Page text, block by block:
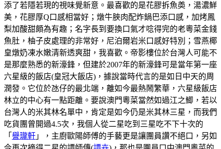
添了若隱若現的視味覺新意。最喜歡的是花膠拆魚𡙡，湯濃鮮
美，花膠厚Q口感相當好；燉牛脥肉配炸鍋巴添口感，加烤鳳
梨加酸甜頗為有趣；名字長到要換口氣才唸得完的老粵菜金錢
魚肚，柚子皮處理的非常好，尼泊爾岩米口感好特別；雪燕椰
皇燉奶凍水嫩清新透爽甜，我喜歡。帝影樓位於台灣人可能不
是那麼熟悉的新濠鋒，但建於2007年的新濠鋒可是當年第一座
六星級的飯店(皇冠大飯店)，據說當時代言的是如日中天的周
潤發。它位於氹仔的最北端，離如今最熱鬧繁華，六星級飯店
林立的中心有一點距離。要說澳門粵菜當然如過江之鯽，若以
台灣人的米其林名單中，肯定是如今仍是米其林三星，而我們
吃貨團曾開過4.5次，我個人從二星吃到三星吃不下十次的
「 譽瓏軒 」，主廚歐陽師傅的手藝更是讓團員讚不絕口，另如